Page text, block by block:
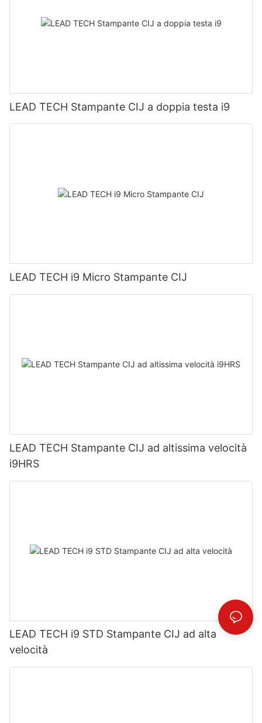
LEAD TECH Stampante CIJ a doppia testa i9
LEAD TECH i9 Micro Stampante CIJ
LEAD TECH Stampante CIJ ad altissima velocità
i9HRS
LEAD TECH i9 STD Stampante CIJ ad alta
velocità